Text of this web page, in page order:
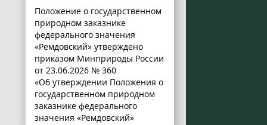
Положение о государственном
природном заказнике
федерального значения
«Ремдовский» утверждено
приказом Минприроды России
от 23.06.2026 № 360
«Об утверждении Положения о
государственном природном
заказнике федерального
значения «Ремдовский»